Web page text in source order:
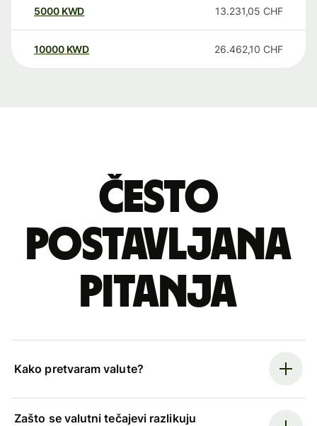
5000 KWD 13.231,05 CHF
10000 KWD 26.462,10 CHF
Često
postavljana
pitanja
Kako pretvaram valute?
Zašto se valutni tečajevi razlikuju